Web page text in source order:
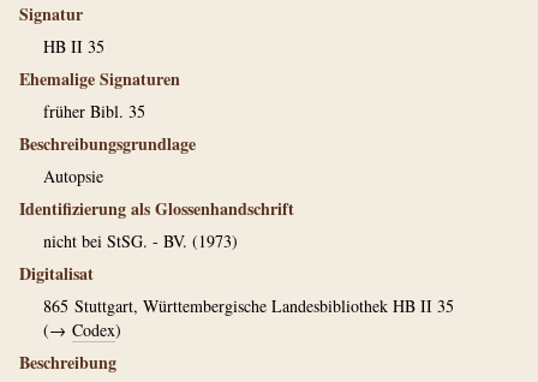
Signatur
HB II 35
Ehemalige Signaturen
früher Bibl. 35
Beschreibungsgrundlage
Autopsie
Identifizierung als Glossenhandschrift
nicht bei StSG. - BV. (1973)
Digitalisat
865 Stuttgart, Württembergische Landesbibliothek HB II 35
(→ Codex)
Beschreibung